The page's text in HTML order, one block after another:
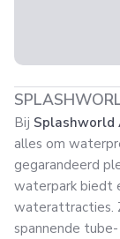
Bij Splashworld
alles om
gegarandeerd
waterpark biedt
waterattracties.
spannende